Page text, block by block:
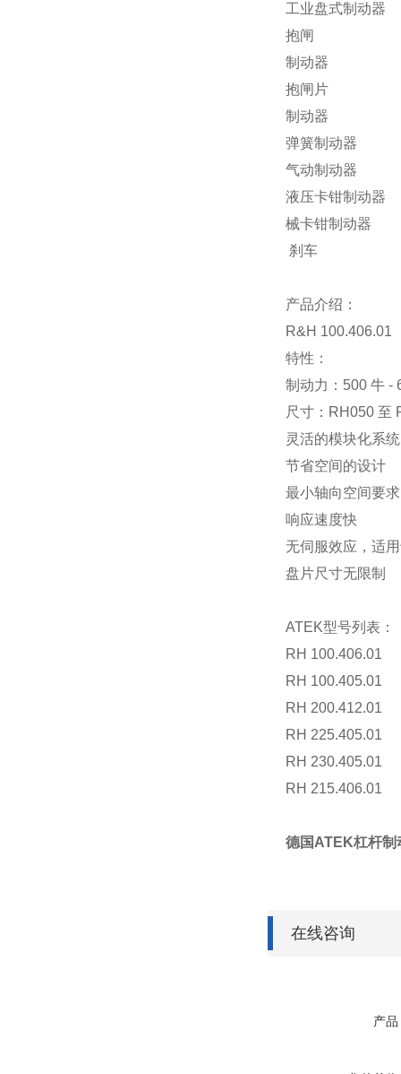
工业盘式制动器
抱闸
制动器
抱闸片
制动器
弹簧制动器
气动制动器
液压卡钳制动器
械卡钳制动器
刹车
产品介绍：
R&H 100.406.01
特性：
制动力：500 牛 -
尺寸：RH050 至
灵活的模块化系统
节省空间的设计
最小轴向空间要求
响应速度快
无伺服效应，适
盘片尺寸无限制
ATEK型号列表：
RH 100.406.01
RH 100.405.01
RH 200.412.01
RH 225.405.01
RH 230.405.01
RH 215.406.01
德国ATEK杠杆制
在线咨询
产品